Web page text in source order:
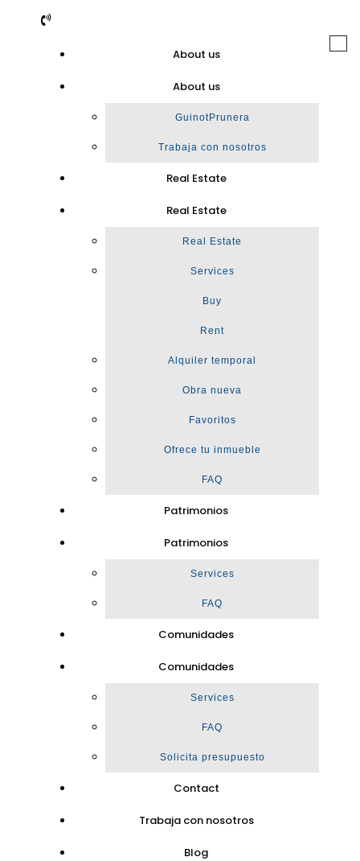
About us
About us
GuinotPrunera
Trabaja con nosotros
Real Estate
Real Estate
Real Estate
Services
Buy
Rent
Alquiler temporal
Obra nueva
Favoritos
Ofrece tu inmueble
FAQ
Patrimonios
Patrimonios
Services
FAQ
Comunidades
Comunidades
Services
FAQ
Solicita presupuesto
Contact
Trabaja con nosotros
Blog